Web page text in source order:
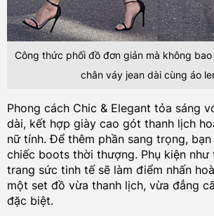
Công thức phối đồ đơn giản mà không
chân váy jean dài cùng áo
Phong cách Chic & Elegant tỏa sáng
dài, kết hợp giày cao gót thanh lịch
nữ tính. Để thêm phần sang trọng,
chiếc boots thời thượng. Phụ kiện như
trang sức tinh tế sẽ làm điểm nhấn
một set đồ vừa thanh lịch, vừa đẳng
đặc biệt.